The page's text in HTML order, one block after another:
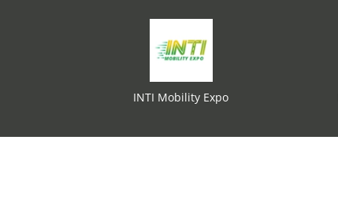
INTI Mobility Expo